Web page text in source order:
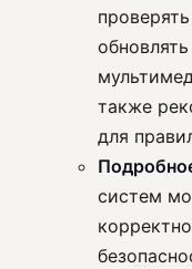
также
для
систем